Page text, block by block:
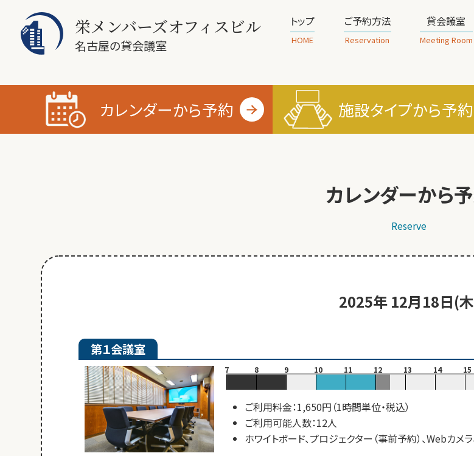
栄メンバーズオフィスビル
名古屋の貸会議室
トップ
HOME
ご予約方法
Reservation
貸会議室
Meeting Room
カレンダーから予約 施設タイプから予約
カレンダーから
Reserve
2025年 12月18日(
第１会議室
7 8 9 10 11 12 13 14 15
ご利用料金：1,650円（1時間単位・税込）
ご利用可能人数：12人
ホワイトボード、プロジェクター（事前予約）、Webカメ